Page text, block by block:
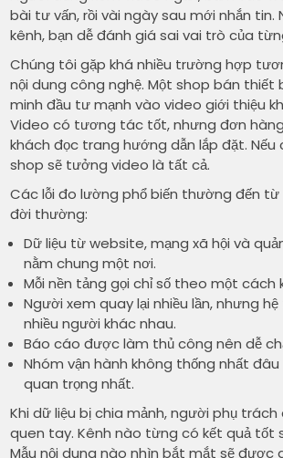
bài tư vấn, rồi vài ngày sau mới nhắn tin.
kênh, bạn dễ đánh giá sai vai trò của
Chúng tôi gặp khá nhiều trường hợp
nội dung công nghệ. Một shop bán thiết
minh đầu tư mạnh vào video giới thiệu
Video có tương tác tốt, nhưng đơn hàng
khách đọc trang hướng dẫn lắp đặt. Nếu
shop sẽ tưởng video là tất cả.
Các lỗi đo lường phổ biến thường đến
đời thường:
Dữ liệu từ website, mạng xã hội và
nằm chung một nơi.
Mỗi nền tảng gọi chỉ số theo một cách
Người xem quay lại nhiều lần, nhưng
nhiều người khác nhau.
Báo cáo được làm thủ công nên dễ
Nhóm vận hành không thống nhất đâu
quan trọng nhất.
Khi dữ liệu bị chia mảnh, người phụ trách
quen tay. Kênh nào từng có kết quả tốt
Mẫu nội dung nào nhìn bắt mắt sẽ được